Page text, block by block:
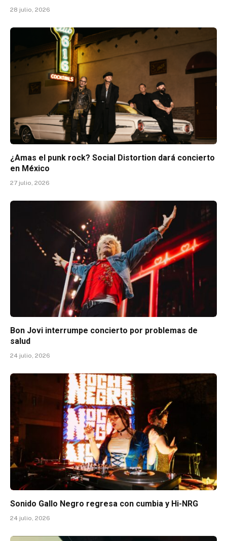
28 julio, 2026
¿Amas el punk rock? Social Distortion dará concierto
en México
27 julio, 2026
Bon Jovi interrumpe concierto por problemas de
salud
24 julio, 2026
Sonido Gallo Negro regresa con cumbia y Hi-NRG
24 julio, 2026